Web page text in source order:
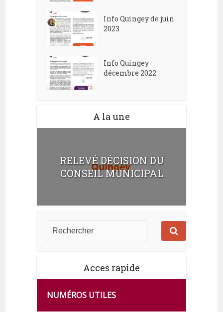
Info Quingey de juin
2023
Info Quingey
décembre 2022
A la une
RELEVÉ DÉCISION DU
CONSEIL MUNICIPAL
Acces rapide
NUMÉROS UTILES